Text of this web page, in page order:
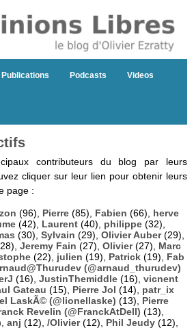
Publications Podcasts Videos
contributeurs du blog par leurs
cliquer sur leur lien pour obtenir leurs
page :
(96), Pierre (85), Fabien (66), herve
(42), Laurent (40), philippe (32),
(30), Sylvain (29), Olivier Auber(29),
Jeremy Fain (27), Olivier(27), Marc
(22), julien (19), Patrick (19), Fab
(@arnaud_thurudev)
(16), JustinThemiddle (16), vicnent
Gateau (15), Pierre Jol (14), patr_ix
LaskÃ© (@lionellaske) (13), Pierre
Revelin (@FranckAtDell) (13),
anj (12), /Olivier(12), Phil Jeudy (12),